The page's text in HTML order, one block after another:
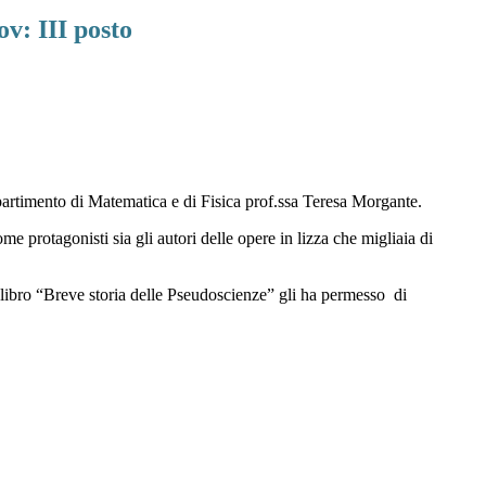
III posto
di Matematica e di Fisica prof.ssa Teresa Morgante.
protagonisti sia gli autori delle opere in lizza che migliaia di
“Breve storia delle Pseudoscienze” gli ha permesso di